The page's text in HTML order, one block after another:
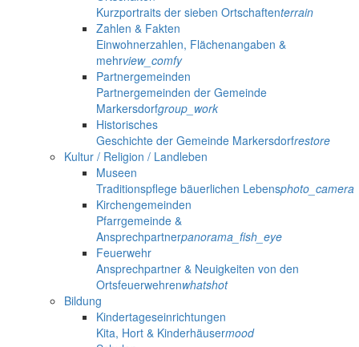
Kurzportraits der sieben Ortschaftenterrain
Zahlen & Fakten
Einwohnerzahlen, Flächenangaben &
mehrview_comfy
Partnergemeinden
Partnergemeinden der Gemeinde
Markersdorfgroup_work
Historisches
Geschichte der Gemeinde Markersdorfrestore
Kultur / Religion / Landleben
Museen
Traditionspflege bäuerlichen Lebensphoto_camera
Kirchengemeinden
Pfarrgemeinde &
Ansprechpartnerpanorama_fish_eye
Feuerwehr
Ansprechpartner & Neuigkeiten von den
Ortsfeuerwehrenwhatshot
Bildung
Kindertageseinrichtungen
Kita, Hort & Kinderhäusermood